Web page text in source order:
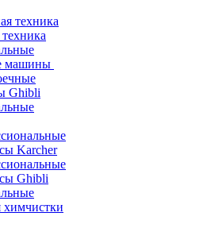
машины
Ghibli
Karcher
Ghibli
химчистки